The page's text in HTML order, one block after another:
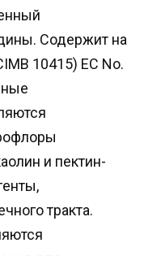
Содержит на
10415) EC No.
и пектин-
тракта.